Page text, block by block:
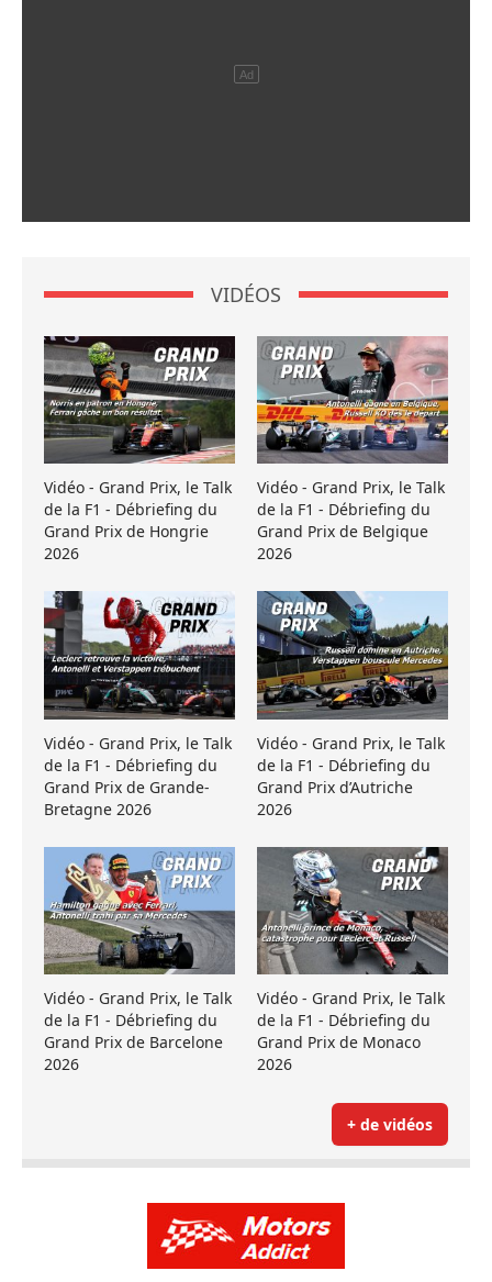
VIDÉOS
Vidéo - Grand Prix, le Talk
de la F1 - Débriefing du
Grand Prix de Hongrie
2026
Vidéo - Grand Prix, le Talk
de la F1 - Débriefing du
Grand Prix de Belgique
2026
Vidéo - Grand Prix, le Talk
de la F1 - Débriefing du
Grand Prix de Grande-
Bretagne 2026
Vidéo - Grand Prix, le Talk
de la F1 - Débriefing du
Grand Prix d’Autriche
2026
Vidéo - Grand Prix, le Talk
de la F1 - Débriefing du
Grand Prix de Barcelone
2026
Vidéo - Grand Prix, le Talk
de la F1 - Débriefing du
Grand Prix de Monaco
2026
+ de vidéos